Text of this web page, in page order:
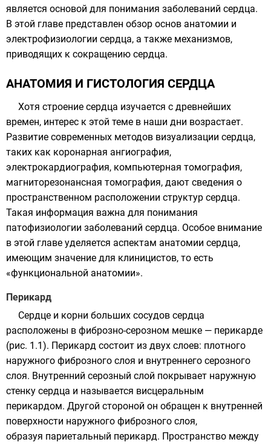
является основой для понимания заболеваний сердца.
В этой главе представлен обзор основ анатомии и
электрофизиологии сердца, а также механизмов,
приводящих к сокращению сердца.
АНАТОМИЯ И ГИСТОЛОГИЯ СЕРДЦА
Хотя строение сердца изучается с древнейших
времен, интерес к этой теме в наши дни возрастает.
Развитие современных методов визуализации сердца,
таких как коронарная ангиография,
электрокардиография, компьютерная томография,
магниторезонансная томография, дают сведения о
пространственном расположении структур сердца.
Такая информация важна для понимания
патофизиологии заболеваний сердца. Особое внимание
в этой главе уделяется аспектам анатомии сердца,
имеющим значение для клиницистов, то есть
«функциональной анатомии».
Перикард
Сердце и корни больших сосудов сердца
расположены в фиброзно-серозном мешке — перикарде
(рис. 1.1). Перикард состоит из двух слоев: плотного
наружного фиброзного слоя и внутреннего серозного
слоя. Внутренний серозный слой покрывает наружную
стенку сердца и называется висцеральным
перикардом. Другой стороной он обращен к внутренней
поверхности наружного фиброзного слоя,
образуя париетальный перикард. Пространство между